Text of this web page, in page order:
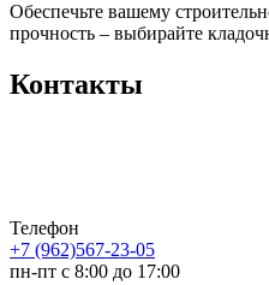
Обеспечьте вашему
прочность – выбирайте
Контакты
Телефон
+7 (962)567-23-05
пн-пт с 8:00 до 17:00